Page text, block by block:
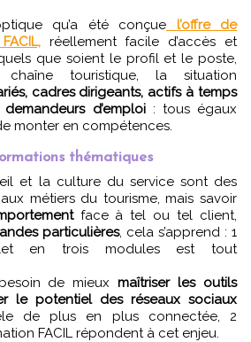
qu’a été conçue l’offre de
réellement facile d’accès et
que soient le profil et le poste,
touristique, la situation
cadres dirigeants, actifs à temps
d’emploi: tous égaux
monter en compétences.
thématiques
métiers du tourisme, mais savoir
face à tel ou tel client,
particulières, cela s’apprend : 1
en trois modules est tout
de mieuxmaîtriser les outils
le potentiel des réseaux sociaux
de plus en plus connectée, 2
FACIL répondent à cet enjeu.